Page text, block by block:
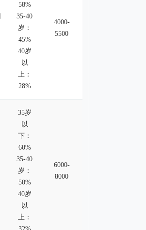
58%
35-40
岁：
45%
40岁
以
上：
28%
4000-
5500
35岁
以
下：
60%
35-40
岁：
50%
40岁
以
上：
6000-
8000